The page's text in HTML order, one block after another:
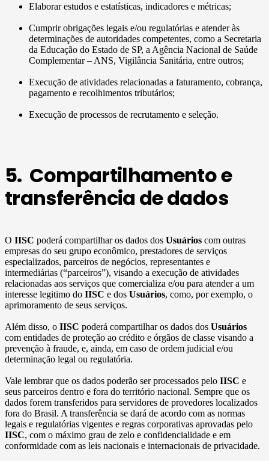
Elaborar estudos e estatísticas, indicadores e métricas;
Cumprir obrigações legais e/ou regulatórias e atender às
determinações de autoridades competentes, como a Secretaria
da Educação do Estado de SP, a Agência Nacional de Saúde
Complementar – ANS, Vigilância Sanitária, entre outros;
Execução de atividades relacionadas a faturamento, cobrança,
pagamento e recolhimentos tributários;
Execução de processos de recrutamento e seleção.
5. Compartilhamento e
transferência de dados
O IISC poderá compartilhar os dados dos Usuários com outras
empresas do seu grupo econômico, prestadores de serviços
especializados, parceiros de negócios, representantes e
intermediárias (“parceiros”), visando a execução de atividades
relacionadas aos serviços que comercializa e/ou para atender a um
interesse legitimo do IISC e dos Usuários, como, por exemplo, o
aprimoramento de seus serviços.
Além disso, o IISC poderá compartilhar os dados dos Usuários
com entidades de proteção ao crédito e órgãos de classe visando a
prevenção à fraude, e, ainda, em caso de ordem judicial e/ou
determinação legal ou regulatória.
Vale lembrar que os dados poderão ser processados pelo IISC e
seus parceiros dentro e fora do território nacional. Sempre que os
dados forem transferidos para servidores de provedores localizados
fora do Brasil. A transferência se dará de acordo com as normas
legais e regulatórias vigentes e regras corporativas aprovadas pelo
IISC, com o máximo grau de zelo e confidencialidade e em
conformidade com as leis nacionais e internacionais de privacidade.